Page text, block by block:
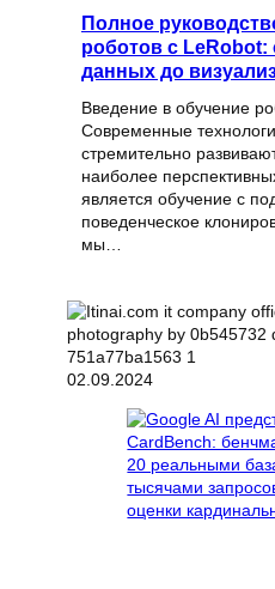
Полное
роботов с LeRobot:
данных до
Введение в обучение
Современные
стремительно
наиболее
является обучение с
поведенческое
мы…
02.09.2024